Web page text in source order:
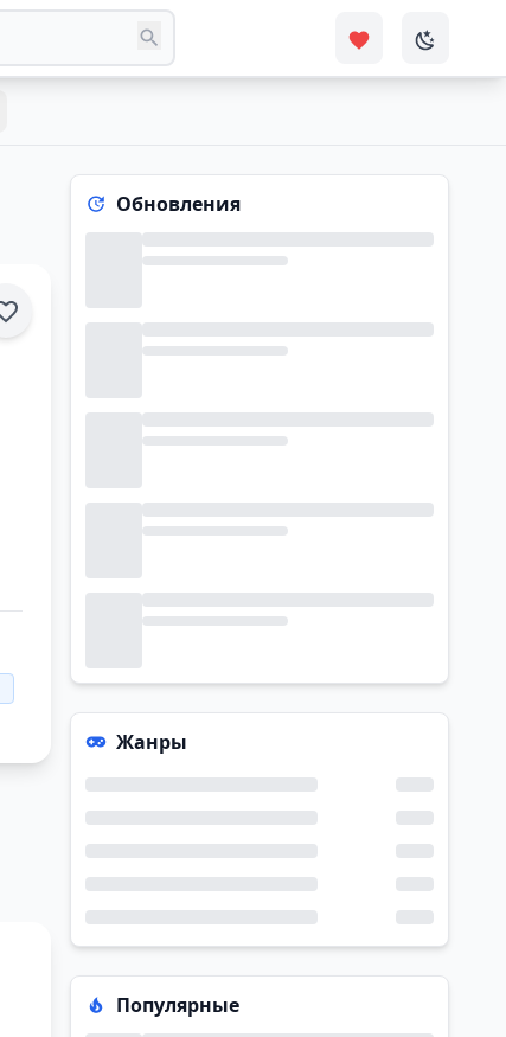
Обновления
Жанры
Популярные